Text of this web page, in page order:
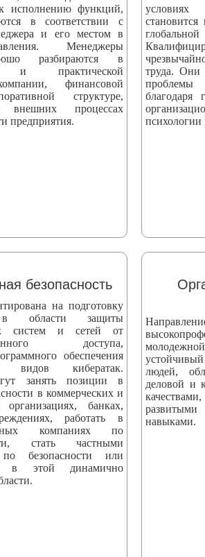
исполнению функций,
в соответствии с
и его местом в
Менеджеры
разбираются в
и практической
финансовой
структуре,
процессах
предприятия.
труда. Они
благодаря
психологии
безопасность
на подготовку
в области защиты
систем и сетей от
доступа,
обеспечения
кибератак.
занять позиции в
в коммерческих и
организациях, банках,
работать в
компаниях по
стать частными
по безопасности или
в этой динамично
людей,
деловой и
навыками.